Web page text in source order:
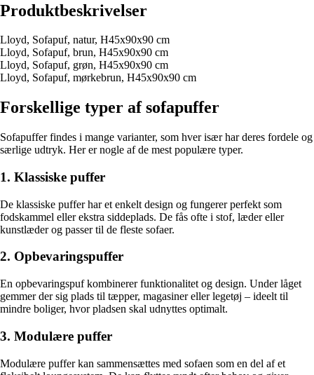
Produktbeskrivelser
Lloyd, Sofapuf, natur, H45x90x90 cm
Lloyd, Sofapuf, brun, H45x90x90 cm
Lloyd, Sofapuf, grøn, H45x90x90 cm
Lloyd, Sofapuf, mørkebrun, H45x90x90 cm
Forskellige typer af sofapuffer
Sofapuffer findes i mange varianter, som hver især har deres fordele og
særlige udtryk. Her er nogle af de mest populære typer.
1. Klassiske puffer
De klassiske puffer har et enkelt design og fungerer perfekt som
fodskammel eller ekstra siddeplads. De fås ofte i stof, læder eller
kunstlæder og passer til de fleste sofaer.
2. Opbevaringspuffer
En opbevaringspuf kombinerer funktionalitet og design. Under låget
gemmer der sig plads til tæpper, magasiner eller legetøj – ideelt til
mindre boliger, hvor pladsen skal udnyttes optimalt.
3. Modulære puffer
Modulære puffer kan sammensættes med sofaen som en del af et